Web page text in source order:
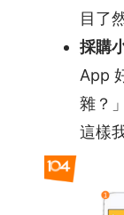
目了
採購
App
雜？
這樣